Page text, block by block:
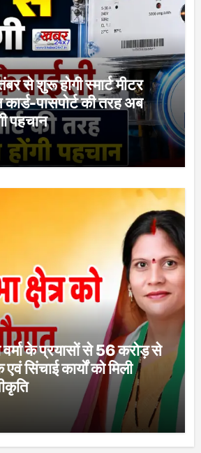
से शुरू होगी स्मार्ट मीटर
पासपोर्ट की तरह अब
पहचान
वर्मा के प्रयासों से 56 करोड़ से
सिंचाई कार्यों को मिली